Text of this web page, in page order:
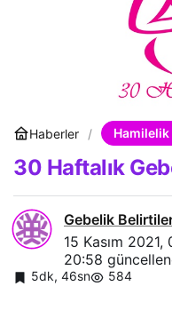
Haberler Hamilelik
30 Haftalık
Gebelik
15 Kasım 2021,
20:58
5dk, 46sn 584